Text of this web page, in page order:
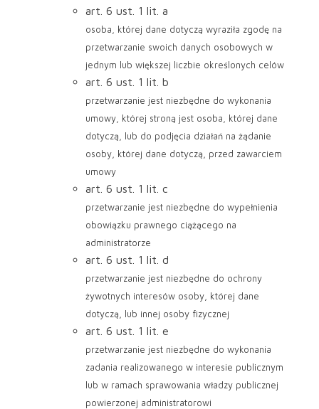
art. 6 ust. 1 lit. a
osoba, której dane dotyczą wyraziła zgodę na
przetwarzanie swoich danych osobowych w
jednym lub większej liczbie określonych celów
art. 6 ust. 1 lit. b
przetwarzanie jest niezbędne do wykonania
umowy, której stroną jest osoba, której dane
dotyczą, lub do podjęcia działań na żądanie
osoby, której dane dotyczą, przed zawarciem
umowy
art. 6 ust. 1 lit. c
przetwarzanie jest niezbędne do wypełnienia
obowiązku prawnego ciążącego na
administratorze
art. 6 ust. 1 lit. d
przetwarzanie jest niezbędne do ochrony
żywotnych interesów osoby, której dane
dotyczą, lub innej osoby fizycznej
art. 6 ust. 1 lit. e
przetwarzanie jest niezbędne do wykonania
zadania realizowanego w interesie publicznym
lub w ramach sprawowania władzy publicznej
powierzonej administratorowi